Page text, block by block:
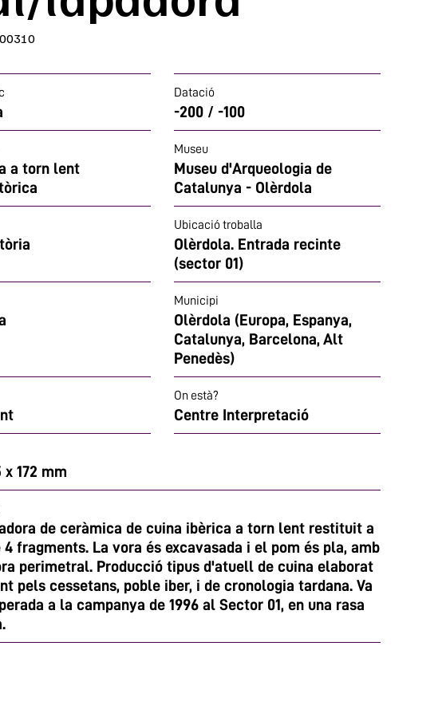
Datació
-200 / -100
a torn lent
Museu
Museu d'Arqueologia de
Catalunya - Olèrdola
Ubicació troballa
Olèrdola. Entrada recinte
(sector 01)
Municipi
Olèrdola (Europa, Espanya,
Catalunya, Barcelona, Alt
Penedès)
On està?
Centre Interpretació
x 172 mm
de ceràmica de cuina ibèrica a torn lent restituit a
fragments. La vora és excavasada i el pom és pla, amb
perimetral. Producció tipus d'atuell de cuina elaborat
pels cessetans, poble iber, i de cronologia tardana. Va
a la campanya de 1996 al Sector 01, en una rasa